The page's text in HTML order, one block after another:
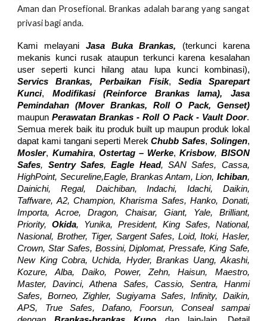
Aman dan Prosefional. Brankas adalah barang yang sangat
privasi bagi anda.
Kami melayani Jasa Buka Brankas, (terkunci karena
mekanis kunci rusak ataupun terkunci karena kesalahan
user seperti kunci hilang atau lupa kunci kombinasi),
Servics Brankas, Perbaikan Fisik, Sedia Sparepart
Kunci, Modifikasi (Reinforce Brankas lama), Jasa
Pemindahan (Mover
Brankas, Roll O Pack, Genset)
maupunPerawatan Brankas - Roll O Pack - Vault Door.
Semua merek baik itu produk built up maupun produk lokal
dapat kami tangani seperti MerekChubb Safes, Solingen,
Mosler, Kumahira, Ostertag – Werke,Krisbow, BISON
Safes, Sentry Safes,Eagle Head, SAN Safes, Cassa,
HighPoint, Secureline,Eagle, Brankas Antam, Lion, Ichiban,
Dainichi, Regal, Daichiban, Indachi, Idachi, Daikin,
Taffware, A2, Champion, Kharisma Safes, Hanko, Donati,
Importa, Acroe, Dragon, Chaisar, Giant, Yale, Brilliant,
Priority,Okida, Yunika, President, King Safes, National,
Nasional, Brother, Tiger, Sargent Safes, Loid, Itoki, Hasler,
Crown, Star Safes, Bossini, Diplomat, Pressafe, King Safe,
New King Cobra, Uchida, Hyder, Brankas Uang, Akashi,
Kozure, Alba, Daiko, Power, Zehn, Haisun, Maestro,
Master, Davinci, Athena Safes, Cassio, Sentra, Hanmi
Safes, Borneo, Zighler, Sugiyama Safes, Infinity, Daikin,
APS, True Safes, Dafano, Foorsun, Conseal sampai